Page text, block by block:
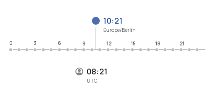
08:21
UTC
10:21
Europe/Berlin
0
3 6 9 12 15 18 21